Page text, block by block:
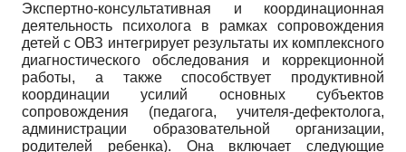
Экспертно-консультативная и координационная
деятельность психолога в рамках сопровождения
детей с ОВЗ интегрирует результаты их комплексного
диагностического обследования и коррекционной
работы, а также способствует продуктивной
координации усилий основных субъектов
сопровождения (педагога, учителя-дефектолога,
администрации образовательной организации,
родителей ребенка). Она включает следующие